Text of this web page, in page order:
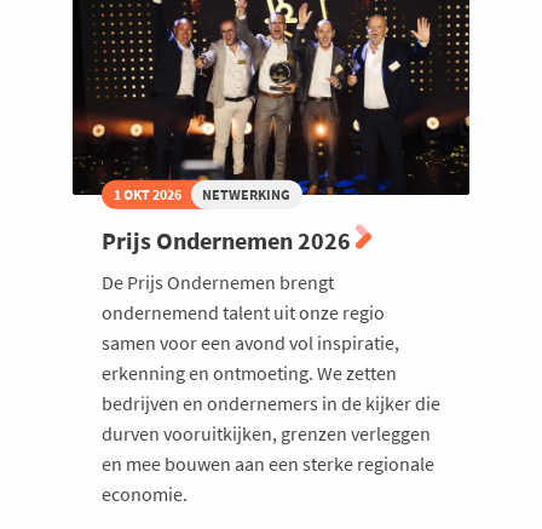
en
Riadh
Bahri
1 OKT 2026 NETWERKING
Prijs Ondernemen 2026
De Prijs Ondernemen brengt
ondernemend talent uit onze regio
samen voor een avond vol inspiratie,
erkenning en ontmoeting. We zetten
bedrijven en ondernemers in de kijker die
durven vooruitkijken, grenzen verleggen
en mee bouwen aan een sterke regionale
economie.